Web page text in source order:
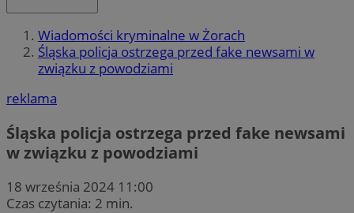
Wiadomości kryminalne w Żorach
Śląska policja ostrzega przed fake newsami w
związku z powodziami
reklama
Śląska policja ostrzega przed fake newsami
w związku z powodziami
18 września 2024 11:00
Czas czytania: 2 min.